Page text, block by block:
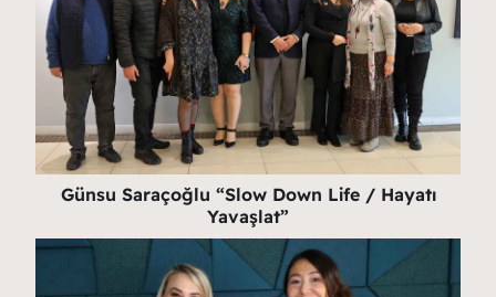
Günsu Saraçoğlu “Slow Down Life / Hayatı
Yavaşlat”